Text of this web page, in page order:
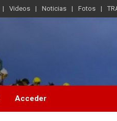
Videos Noticias Fotos
Acceder